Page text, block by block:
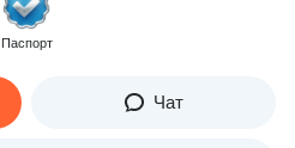
Паспорт
Чат